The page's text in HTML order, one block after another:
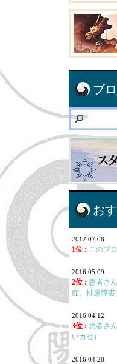
ブ
お
2012.07.08
1位 : このブ
2016.05.09
2位 : 患者さ
症、排尿障害
2016.04.12
3位 : 患者さ
いカゼ）
2016.04.28